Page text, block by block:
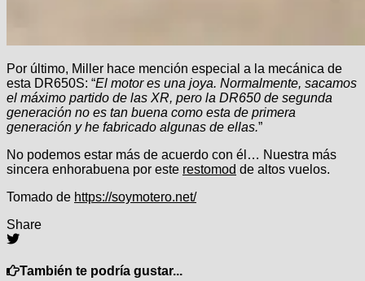
Por último, Miller hace mención especial a la mecánica de
esta DR650S: “El motor es una joya. Normalmente, sacamos
el máximo partido de las XR, pero la DR650 de segunda
generación no es tan buena como esta de primera
generación y he fabricado algunas de ellas.”
No podemos estar más de acuerdo con él… Nuestra más
sincera enhorabuena por este restomod de altos vuelos.
Tomado de https://soymotero.net/
Share
También te podría gustar...